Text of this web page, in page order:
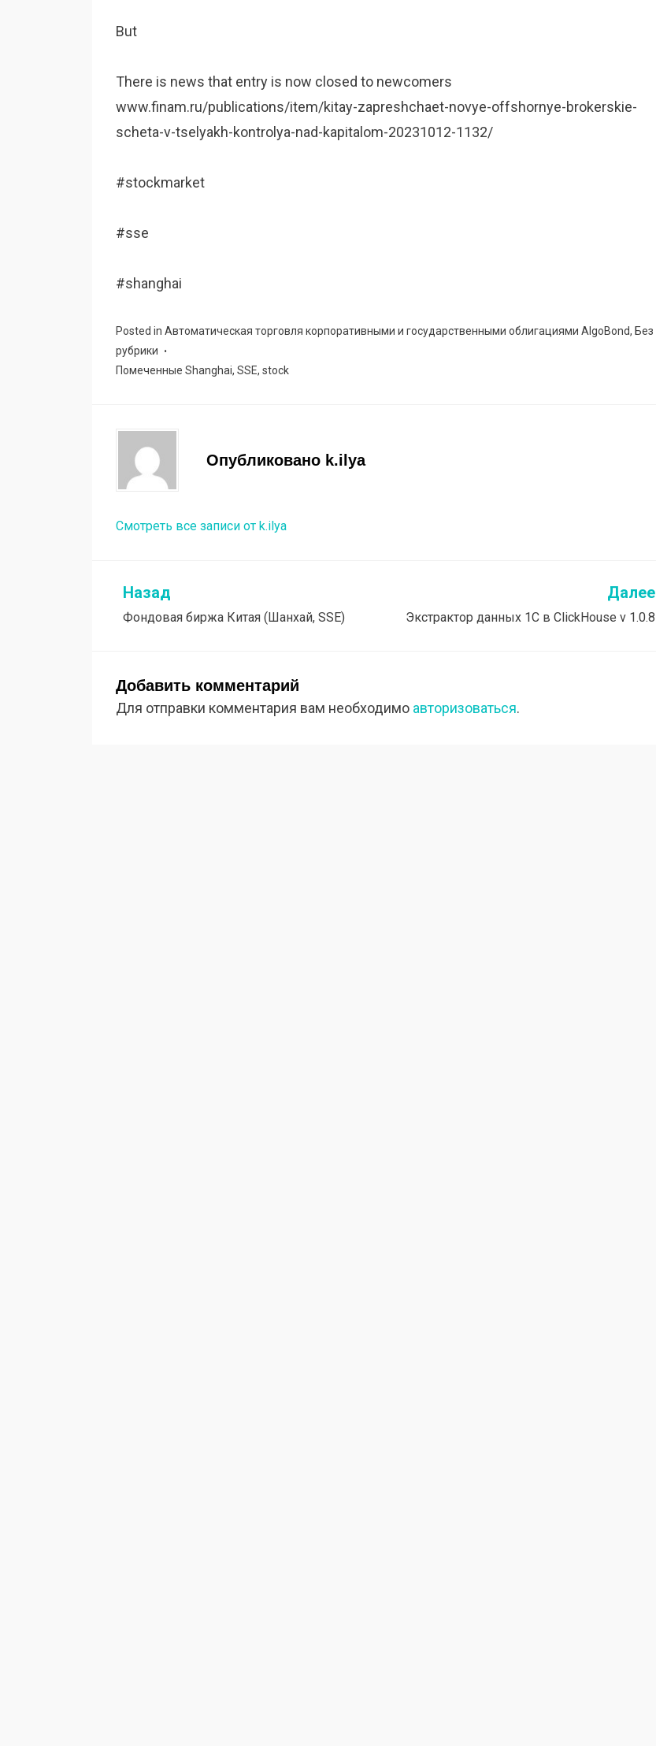
But
There is news that entry is now closed to newcomers
www.finam.ru/publications/item/kitay-zapreshchaet-novye-offshornye-brokerskie-
scheta-v-tselyakh-kontrolya-nad-kapitalom-20231012-1132/
#stockmarket
#sse
#shanghai
Posted in Автоматическая торговля корпоративными и государственными облигациями AlgoBond, Без
рубрики
Помеченные Shanghai, SSE, stock
Опубликовано k.ilya
Смотреть все записи от k.ilya
Навигация
по
Назад
Фондовая биржа Китая (Шанхай, SSE)
Далее
Экстрактор данных 1С в ClickHouse v 1.0.8
Добавить комментарий
Для отправки комментария вам необходимо авторизоваться.